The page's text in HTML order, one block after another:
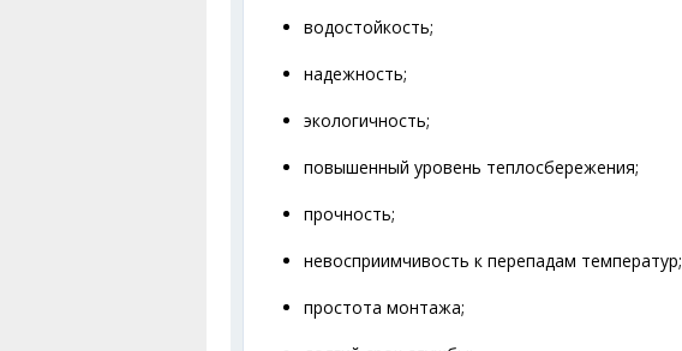
водостойкость;
надежность;
экологичность;
повышенный уровень теплосбережения;
прочность;
невосприимчивость к перепадам температур;
простота монтажа;